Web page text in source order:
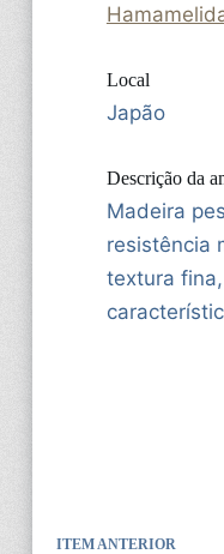
Local
Japão
Descrição da
Madeira
resistência
textura
ITEM ANTERIOR